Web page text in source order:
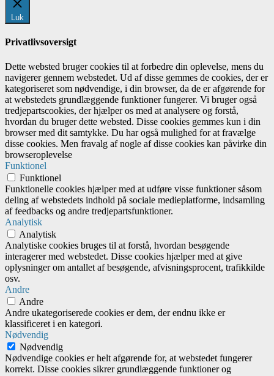
Luk
Privatlivsoversigt
Dette websted bruger cookies til at forbedre din oplevelse, mens du
navigerer gennem webstedet. Ud af disse gemmes de cookies, der er
kategoriseret som nødvendige, i din browser, da de er afgørende for
at webstedets grundlæggende funktioner fungerer. Vi bruger også
tredjepartscookies, der hjælper os med at analysere og forstå,
hvordan du bruger dette websted. Disse cookies gemmes kun i din
browser med dit samtykke. Du har også mulighed for at fravælge
disse cookies. Men fravalg af nogle af disse cookies kan påvirke din
browseroplevelse
Funktionel
Funktionel
Funktionelle cookies hjælper med at udføre visse funktioner såsom
deling af webstedets indhold på sociale medieplatforme, indsamling
af feedbacks og andre tredjepartsfunktioner.
Analytisk
Analytisk
Analytiske cookies bruges til at forstå, hvordan besøgende
interagerer med webstedet. Disse cookies hjælper med at give
oplysninger om antallet af besøgende, afvisningsprocent, trafikkilde
osv.
Andre
Andre
Andre ukategoriserede cookies er dem, der endnu ikke er
klassificeret i en kategori.
Nødvendig
Nødvendig
Nødvendige cookies er helt afgørende for, at webstedet fungerer
korrekt. Disse cookies sikrer grundlæggende funktioner og